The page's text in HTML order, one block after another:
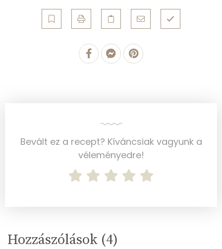
Telített zsírsav
Egyszeresen telítetlen zsírsav:
Ásványi anyagok
Összesen
1306.1 g
Vas
Bevált ez a recept? Kíváncsiak vagyunk a
véleményedre!
Hozzászólások (4)